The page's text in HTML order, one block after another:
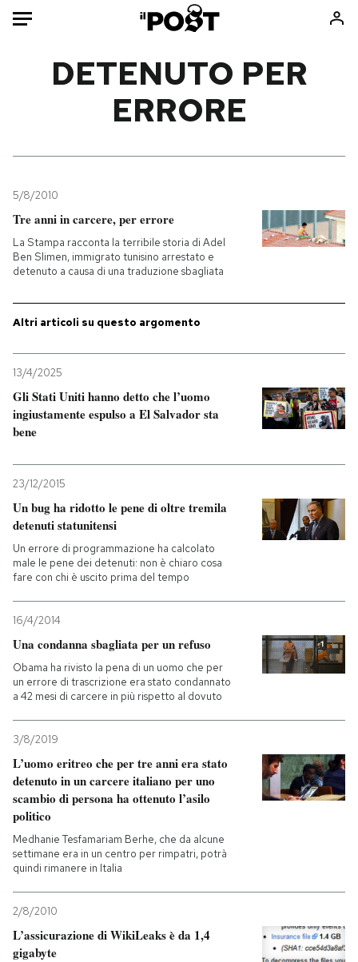
Mondo
Tecnologia
Internet
Scienza
Cultura
Sport
Libri
Ok Boomer!
Media
Europa
PODCAST
SHOP
CALENDARIO
AREA PERSONALE
Entra
DETENUTO PER
ERRORE
5/8/2010
Tre anni in carcere, per errore
La Stampa racconta la terribile storia di Adel
Ben Slimen, immigrato tunisino arrestato e
detenuto a causa di una traduzione sbagliata
Altri articoli su questo argomento
13/4/2025
Gli Stati Uniti hanno detto che l’uomo
ingiustamente espulso a El Salvador sta
bene
23/12/2015
Un bug ha ridotto le pene di oltre tremila
detenuti statunitensi
Un errore di programmazione ha calcolato
male le pene dei detenuti: non è chiaro cosa
fare con chi è uscito prima del tempo
16/4/2014
Una condanna sbagliata per un refuso
Obama ha rivisto la pena di un uomo che per
un errore di trascrizione era stato condannato
a 42 mesi di carcere in più rispetto al dovuto
3/8/2019
L’uomo eritreo che per tre anni era stato
detenuto in un carcere italiano per uno
scambio di persona ha ottenuto l’asilo
politico
Medhanie Tesfamariam Berhe, che da alcune
settimane era in un centro per rimpatri, potrà
quindi rimanere in Italia
2/8/2010
L’assicurazione di WikiLeaks è da 1,4
gigabyte